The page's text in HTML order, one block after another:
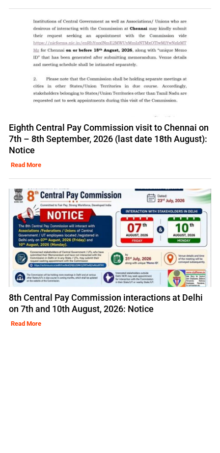
Eighth Central Pay Commission visit to Chennai on
7th – 8th September, 2026 (last date 18th August):
Notice
Read More
8th Central Pay Commission interactions at Delhi
on 7th and 10th August, 2026: Notice
Read More